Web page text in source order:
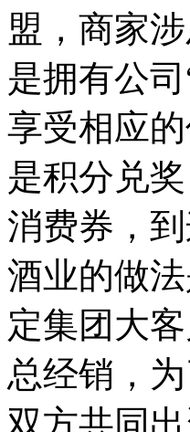
盟，商家
是拥有公
享受相应
是积分兑
消费券，
酒业的做
定集团大
总经销，
双方共同